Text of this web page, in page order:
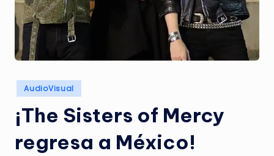
A
Z
I
N
E
Publicado
en
AudioVisual
¡The Sisters of Mercy
regresa a México!